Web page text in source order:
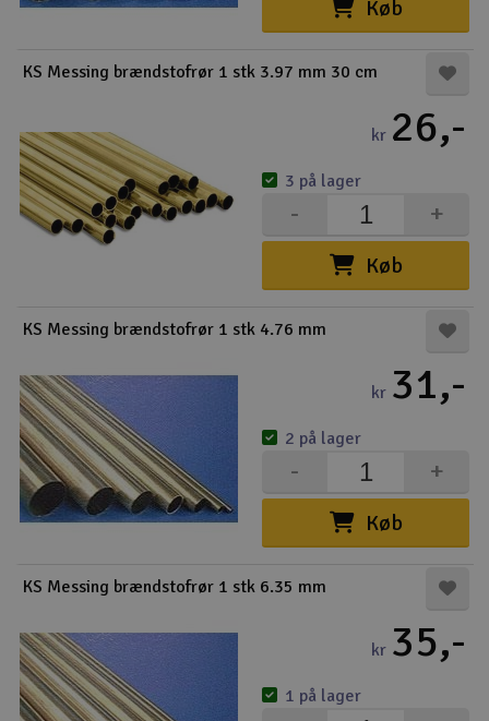
Køb
KS Messing brændstofrør 1 stk 3.97 mm 30 cm
kr 26,-
Køb
+
-
3 på lager
KS Messing brændstofrør 1 stk 4.76 mm
kr 31,-
Køb
+
-
2 på lager
KS Messing brændstofrør 1 stk 6.35 mm
kr 35,-
1 på lager